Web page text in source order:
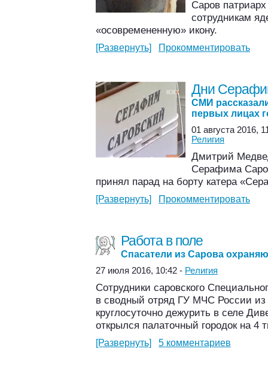
Саров
сотрудникам
«осовремененную» икону.
[Развернуть] Прокомментировать
Дни
СМИ
первых лицах
01 августа 2016,
Религия
Дмитрий
Серафима
принял парад на борту катера
[Развернуть] Прокомментировать
Работа в поле
Спасатели из Сарова
27 июля 2016, 10:42 - Религия
Сотрудники саровского
в сводный отряд ГУ МЧС России из
круглосуточно дежурить в селе
открылся палаточный городок на 4
[Развернуть] 5 комментариев